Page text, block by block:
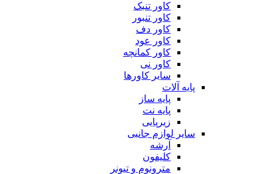
کاور تنبک
کاور تنبور
کاور دف
کاور عود
کاور کمانچه
کاور نی
سایر کاورها
پایه آلات
پایه ساز
پایه نت
زیرپایی
سایر لوازم جانبی
آرشه
کلیفون
مترونوم و تیونر